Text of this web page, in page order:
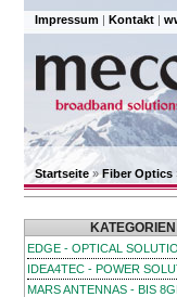
Impressum | Kontakt |
Startseite»Fiber Optics
KATEGORIEN
EDGE - OPTICAL
IDEA4TEC - POWER
MARS ANTENNAS - BIS